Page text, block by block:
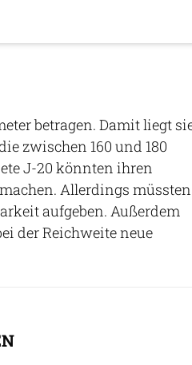
betragen. Damit liegt
zwischen 160 und 180
J-20 könnten ihren
Allerdings müssten
aufgeben. Außerdem
der Reichweite neue